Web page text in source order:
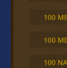
100
100
100